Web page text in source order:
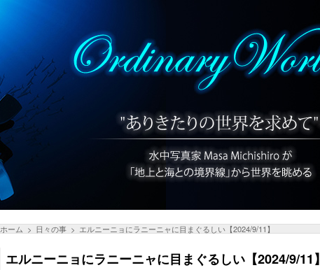
ホーム 日々の事 エルニーニョにラニーニャに目まぐるしい【2024/9/11】
エルニーニョにラニーニャに目まぐるしい【2024/9/11】